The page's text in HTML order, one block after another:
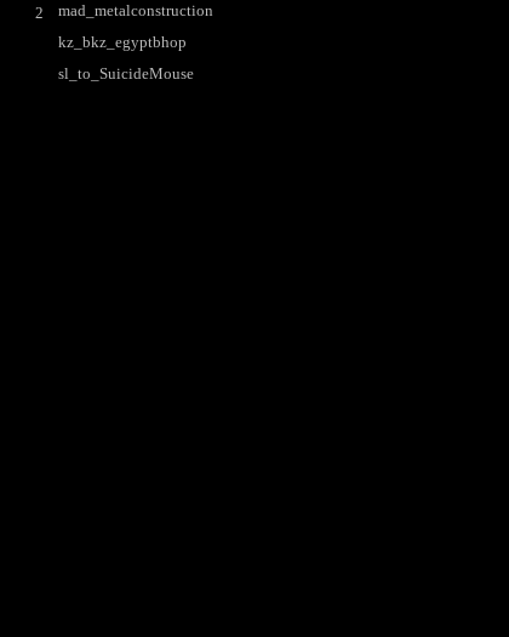
2
mad_metalconstruction
kz_bkz_egyptbhop
sl_to_SuicideMouse